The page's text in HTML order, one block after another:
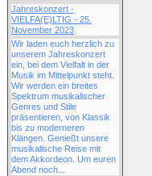
Jahreskonzert -
VIELFA(E)LTIG - 25.
November 2023
Wir laden euch herzlich zu
unserem Jahreskonzert
ein, bei dem Vielfalt in der
Musik im Mittelpunkt steht.
Wir werden ein breites
Spektrum musikalischer
Genres und Stile
präsentieren, von Klassik
bis zu moderneren
Klängen. Genießt unsere
musikalische Reise mit
dem Akkordeon. Um euren
Abend noch...